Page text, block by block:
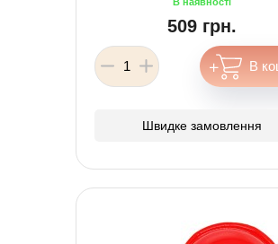
509 грн.
Швидке замовлення